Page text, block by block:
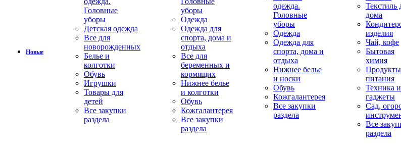
Новые
Головные
уборы
Детская одежда
Все для
новорожденных
Белье и
колготки
Обувь
Игрушки
Товары для
детей
Все закупки
раздела
уборы
Одежда
Одежда для
спорта, дома и
отдыха
Все для
беременных и
кормящих
Нижнее белье
и колготки
Обувь
Кожгалантерея
Все закупки
раздела
одежда.
Головные
уборы
Одежда
Одежда для
спорта, дома и
отдыха
Нижнее белье
и носки
Обувь
Кожгалантерея
Все закупки
раздела
Текстиль
дома
изделия
Чай, кофе
Бытовая
химия
Продукты
питания
Техника и
гаджеты
Сад,
Все
раздела